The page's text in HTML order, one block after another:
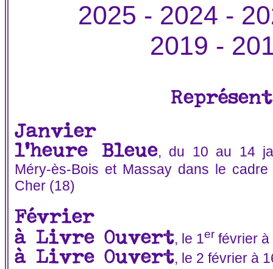
2025 - 2024 -
2019 -
Janvier
l'heure Bleue, du 10 au 14
Méry-ès-Bois et Massay dans le
Cher (18)
Février
à Livre Ouvert, le 1er février à
à Livre Ouvert, le 2 février à